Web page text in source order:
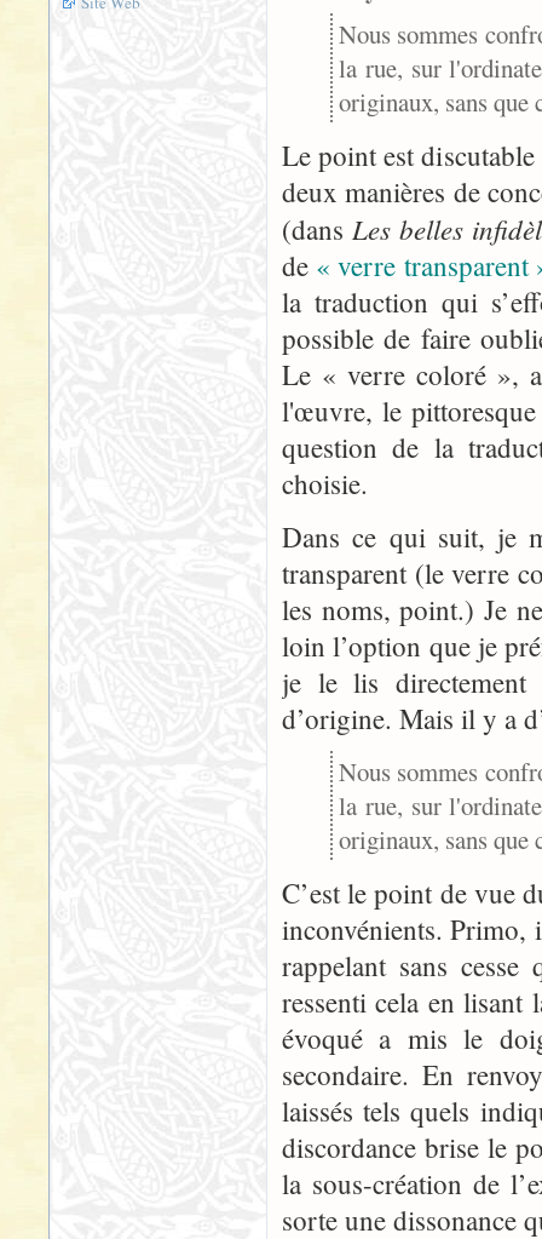
Nous sommes
la rue, sur
originaux, sans que
Le point est
deux manières de
(dans Les belles
de « verre transparent
la traduction qui
possible de faire
Le « verre coloré »,
l'œuvre, le pittoresque
question de la
choisie.
Dans ce qui suit, je
transparent (le verre
les noms, point.) Je
loin l’option que je
je le lis directement
d’origine. Mais il y a
Nous sommes
la rue, sur
originaux, sans que
C’est le point de vue
inconvénients. Primo,
rappelant sans cesse
ressenti cela en
évoqué a mis le
secondaire. En
laissés tels quels
discordance brise le
la sous-création de
sorte une dissonance